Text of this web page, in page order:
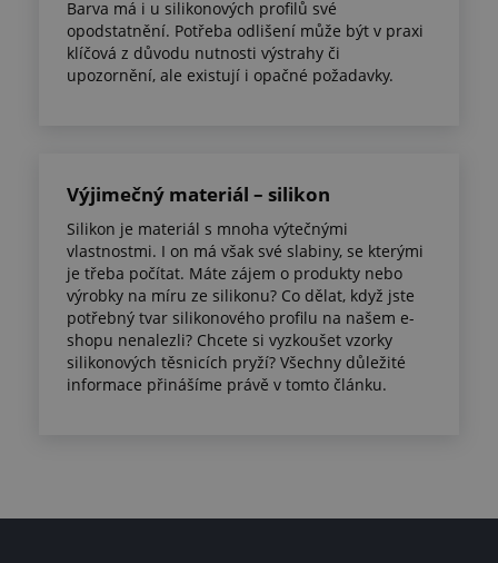
Barva má i u silikonových profilů své
opodstatnění. Potřeba odlišení může být v praxi
klíčová z důvodu nutnosti výstrahy či
upozornění, ale existují i opačné požadavky.
Výjimečný materiál – silikon
Silikon je materiál s mnoha výtečnými
vlastnostmi. I on má však své slabiny, se kterými
je třeba počítat. Máte zájem o produkty nebo
výrobky na míru ze silikonu? Co dělat, když jste
potřebný tvar silikonového profilu na našem e-
shopu nenalezli? Chcete si vyzkoušet vzorky
silikonových těsnicích pryží? Všechny důležité
informace přinášíme právě v tomto článku.